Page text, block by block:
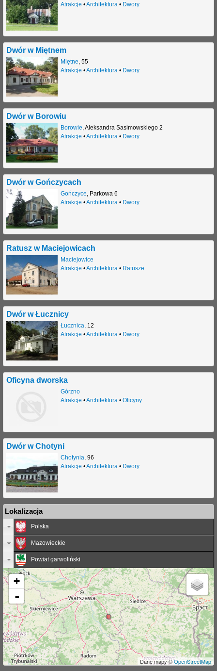
Atrakcje •Architektura• Dwory
Dwór w Miętnem
Miętne, 55
Atrakcje •Architektura• Dwory
Dwór w Borowiu
Borowie,Aleksandra Sasimowskiego 2
Atrakcje •Architektura• Dwory
Dwór w Gończycach
Gończyce, Parkowa 6
Atrakcje •Architektura• Dwory
Ratusz w Maciejowicach
Maciejowice
Atrakcje •Architektura• Ratusze
Dwór w Łucznicy
Łucznica, 12
Atrakcje •Architektura• Dwory
Oficyna dworska
Górzno
Atrakcje •Architektura• Oficyny
Dwór w Chotyni
Chotynia, 96
Atrakcje •Architektura• Dwory
Lokalizacja
Polska
Mazowieckie
Powiat garwoliński
+
-
Dane mapy ©OpenStreetMap